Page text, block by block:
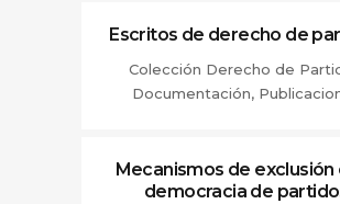
Escritos de derecho de
Colección Derecho de
Documentación,
Mecanismos de exclusión
democracia de